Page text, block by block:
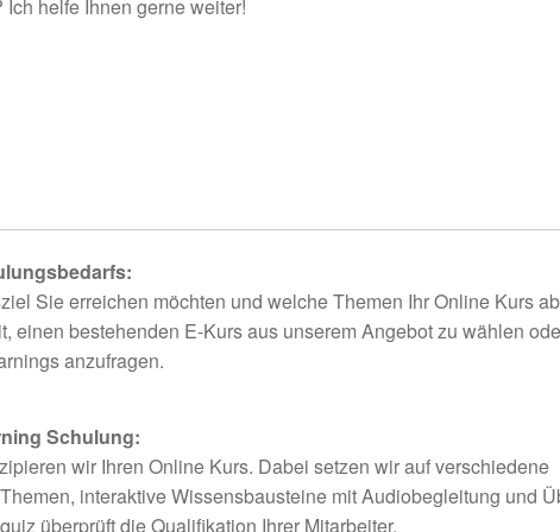
helfe Ihnen gerne weiter!
Sie erreichen möchten und welche Themen Ihr Online Kurs
einen bestehenden E-Kurs aus unserem Angebot zu wählen
anzufragen.
Schulung:
wir Ihren Online Kurs. Dabei setzen wir auf verschiedene
interaktive Wissensbausteine mit Audiobegleitung und
überprüft die Qualifikation Ihrer Mitarbeiter.